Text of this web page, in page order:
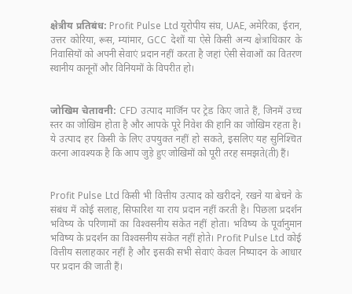
क्षेत्रीय प्रतिबंध: Profit Pulse Ltd यूरोपीय संघ, UAE, अमेरिका, ईरान,
उत्तर कोरिया, रूस, म्यांमार, GCC देशों या ऐसे किसी अन्य क्षेत्राधिकार के
निवासियों को अपनी सेवाएं प्रदान नहीं करता है जहां ऐसी सेवाओं का वितरण
स्थानीय कानूनों और विनियमों के विपरीत हो।
जोखिम चेतावनी: CFD उत्पाद मार्जिन पर ट्रेड किए जाते हैं, जिनमें उच्च
स्तर का जोखिम होता है और आपके पूरे निवेश की हानि का जोखिम रहता है।
ये उत्पाद हर किसी के लिए उपयुक्त नहीं हो सकते, इसलिए यह सुनिश्चित
करना आवश्यक है कि आप जुड़े हुए जोखिमों को पूरी तरह समझते(ती) हैं।
Profit Pulse Ltd किसी भी वित्तीय उत्पाद को खरीदने, रखने या बेचने के
संबंध में कोई सलाह, सिफारिश या राय प्रदान नहीं करती है। पिछला प्रदर्शन
भविष्य के परिणामों का विश्वसनीय संकेत नहीं होता। भविष्य के पूर्वानुमान
भविष्य के प्रदर्शन का विश्वसनीय संकेत नहीं होते। Profit Pulse Ltd कोई
वित्तीय सलाहकार नहीं है और इसकी सभी सेवाएं केवल निष्पादन के आधार
पर प्रदान की जाती हैं।